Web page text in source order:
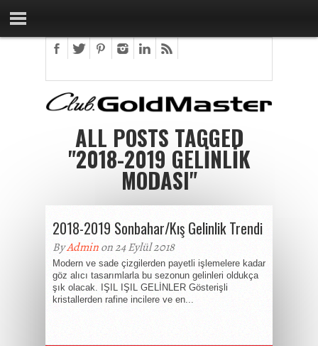
ALL POSTS TAGGED
"2018-2019 GELINLIK
MODASI"
2018-2019 Sonbahar/Kış Gelinlik Trendi
ByAdminon 24 Eylül 2018
Modern ve sade çizgilerden payetli işlemelere kadar
göz alıcı tasarımlarla bu sezonun gelinleri oldukça
şık olacak. IŞIL IŞIL GELİNLER Gösterişli
kristallerden rafine incilere ve en...